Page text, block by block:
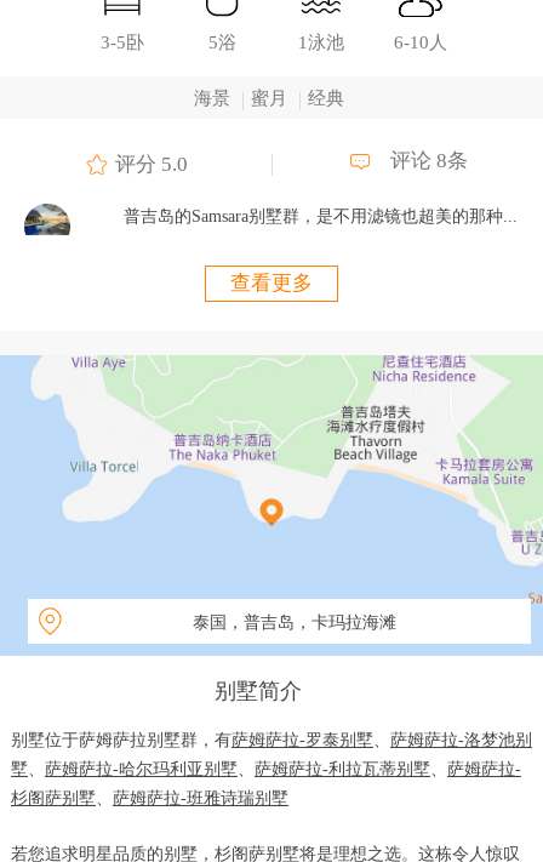
3-5卧 5浴 1泳池 6-10人
海景 蜜月 经典
评分 5.0 评论 8条
普吉岛的Samsara别墅群，是不用滤镜也超美的那种...
查看更多
泰国，普吉岛，卡玛拉海滩
别墅简介
别墅位于萨姆萨拉别墅群，有萨姆萨拉-罗泰别墅、 萨姆萨拉-洛梦池别
墅、 萨姆萨拉-哈尔玛利亚别墅、 萨姆萨拉-利拉瓦蒂别墅、 萨姆萨拉-
杉阁萨别墅、 萨姆萨拉-班雅诗瑞别墅
若您追求明星品质的别墅，杉阁萨别墅将是理想之选。这栋令人惊叹